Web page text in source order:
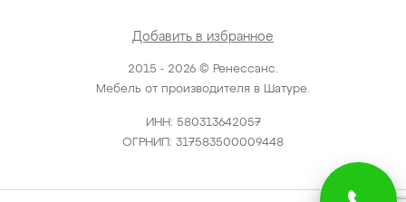
2015 - 2026 © Ренессанс.
Мебель от производителя в Шатуре.
ИНН: 580313642057
ОГРНИП: 317583500009448
Добавить в избранное